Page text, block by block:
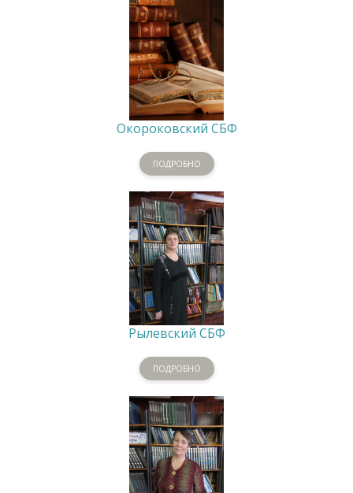
Окороковский СБФ
ПОДРОБНО
Рылевский СБФ
ПОДРОБНО